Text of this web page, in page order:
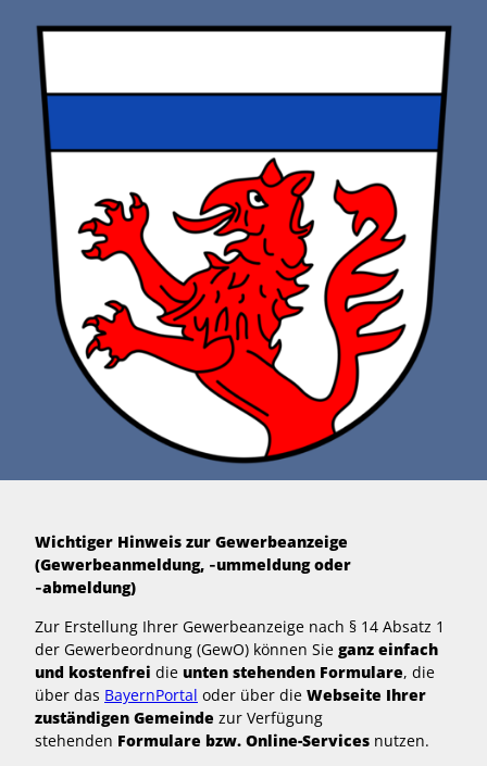
Wichtiger Hinweis zur Gewerbeanzeige
(Gewerbeanmeldung, ‑ummeldung oder
‑abmeldung)
Zur Erstellung Ihrer Gewerbeanzeige nach § 14 Absatz 1
der Gewerbeordnung (GewO) können Sie ganz einfach
und kostenfrei die unten stehenden Formulare, die
über das BayernPortal oder über die Webseite Ihrer
zuständigen Gemeinde zur Verfügung
stehenden Formulare bzw. Online-Services nutzen.